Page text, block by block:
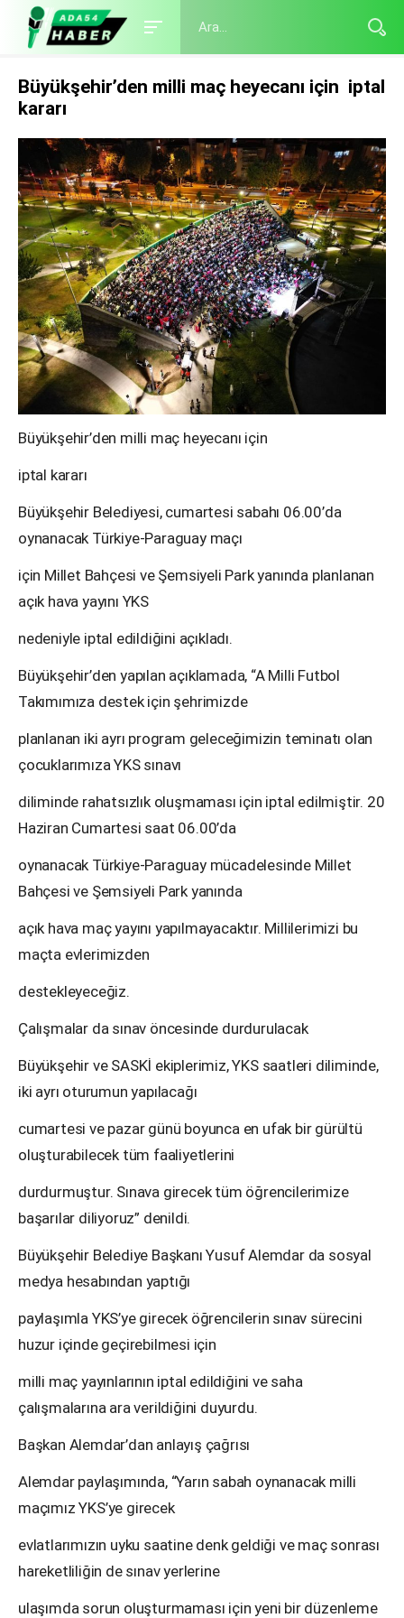
Büyükşehir’den milli maç heyecanı için iptal
kararı
Büyükşehir’den milli maç heyecanı için
iptal kararı
Büyükşehir Belediyesi, cumartesi sabahı 06.00’da
oynanacak Türkiye-Paraguay maçı
için Millet Bahçesi ve Şemsiyeli Park yanında planlanan
açık hava yayını YKS
nedeniyle iptal edildiğini açıkladı.
Büyükşehir’den yapılan açıklamada, “A Milli Futbol
Takımımıza destek için şehrimizde
planlanan iki ayrı program geleceğimizin teminatı olan
çocuklarımıza YKS sınavı
diliminde rahatsızlık oluşmaması için iptal edilmiştir. 20
Haziran Cumartesi saat 06.00’da
oynanacak Türkiye-Paraguay mücadelesinde Millet
Bahçesi ve Şemsiyeli Park yanında
açık hava maç yayını yapılmayacaktır. Millilerimizi bu
maçta evlerimizden
destekleyeceğiz.
Çalışmalar da sınav öncesinde durdurulacak
Büyükşehir ve SASKİ ekiplerimiz, YKS saatleri diliminde,
iki ayrı oturumun yapılacağı
cumartesi ve pazar günü boyunca en ufak bir gürültü
oluşturabilecek tüm faaliyetlerini
durdurmuştur. Sınava girecek tüm öğrencilerimize
başarılar diliyoruz” denildi.
Büyükşehir Belediye Başkanı Yusuf Alemdar da sosyal
medya hesabından yaptığı
paylaşımla YKS’ye girecek öğrencilerin sınav sürecini
huzur içinde geçirebilmesi için
milli maç yayınlarının iptal edildiğini ve saha
çalışmalarına ara verildiğini duyurdu.
Başkan Alemdar’dan anlayış çağrısı
Alemdar paylaşımında, “Yarın sabah oynanacak milli
maçımız YKS’ye girecek
evlatlarımızın uyku saatine denk geldiği ve maç sonrası
hareketliliğin de sınav yerlerine
ulaşımda sorun oluşturmaması için yeni bir düzenleme